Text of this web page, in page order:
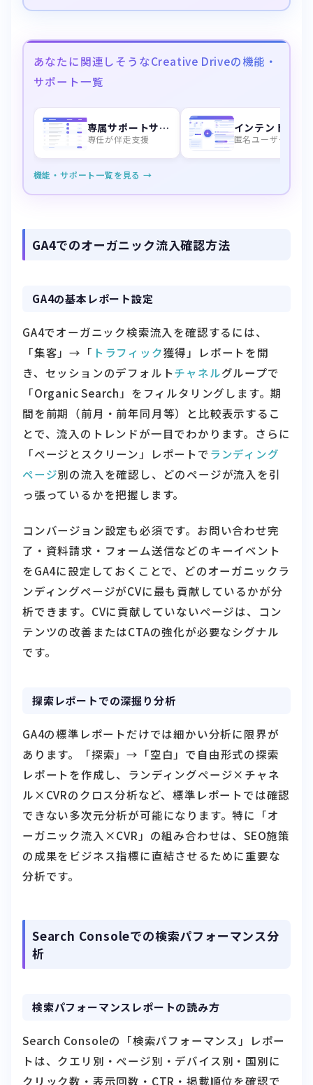
あなたに関連しそうなCreative Driveの機能・
サポート一覧
専属サポートサービス
専任が伴走支援 匿名ユーザーを特
機能・サポート一覧を見る →
GA4でのオーガニック流入確認方法
GA4の基本レポート設定
GA4でオーガニック検索流入を確認するには、
「集客」→「 トラフィック獲得」レポートを開
き、セッションのデフォルトチャネルグループで
「Organic Search」をフィルタリングします。期
間を前期（前月・前年同月等）と比較表示するこ
とで、流入のトレンドが一目でわかります。さらに
「ページとスクリーン」レポートで ランディング
ページ別の流入を確認し、どのページが流入を引
っ張っているかを把握します。
コンバージョン設定も必須です。お問い合わせ完
了・資料請求・フォーム送信などのキーイベント
をGA4に設定しておくことで、どのオーガニックラ
ンディングページがCVに最も貢献しているかが分
析できます。CVに貢献していないページは、コン
テンツの改善またはCTAの強化が必要なシグナル
です。
探索レポートでの深掘り分析
GA4の標準レポートだけでは細かい分析に限界が
あります。「探索」→「空白」で自由形式の探索
レポートを作成し、ランディングページ×チャネ
ル×CVRのクロス分析など、標準レポートでは確認
できない多次元分析が可能になります。特に「オ
ーガニック流入×CVR」の組み合わせは、SEO施策
の成果をビジネス指標に直結させるために重要な
分析です。
Search Consoleでの検索パフォーマンス分
析
検索パフォーマンスレポートの読み方
Search Consoleの「検索パフォーマンス」レポー
トは、クエリ別・ページ別・デバイス別・国別に
クリック数・表示回数・CTR・掲載順位を確認で